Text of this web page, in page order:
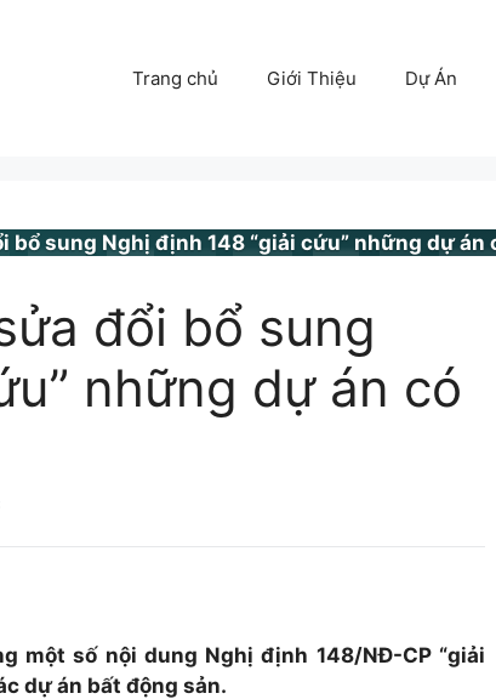
Trang chủ Giới Thiệu Dự Án
bổ sung Nghị định 148 “giải cứu” những dự án
đổi bổ sung
những dự án có
một số nội dung Nghị định 148/NĐ-CP “giải
dự án bất động sản.